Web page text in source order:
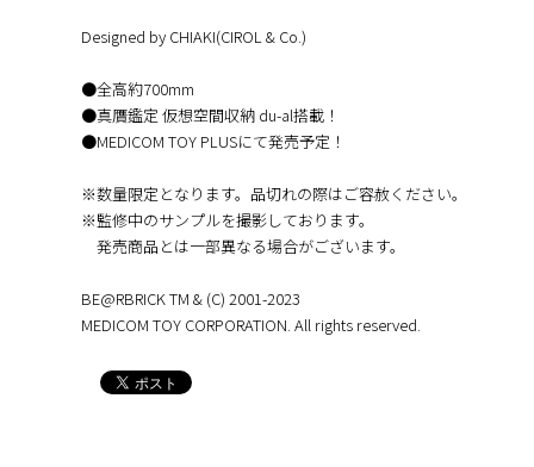
Designed by CHIAKI(CIROL & Co.)
●全高約700mm
●真贋鑑定 仮想空間収納 du-al搭載！
●MEDICOM TOY PLUSにて発売予定！
※数量限定となります。品切れの際はご容赦ください。
※監修中のサンプルを撮影しております。
発売商品とは一部異なる場合がございます。
BE@RBRICK TM & (C) 2001-2023
MEDICOM TOY CORPORATION. All rights reserved.